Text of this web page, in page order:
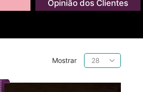
Opinião dos Clientes
Mostrar
Produtos
por